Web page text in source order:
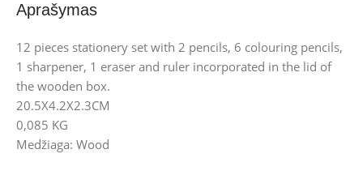
Aprašymas
12 pieces stationery set with 2 pencils, 6 colouring pencils,
1 sharpener, 1 eraser and ruler incorporated in the lid of
the wooden box.
20.5X4.2X2.3CM
0,085 KG
Medžiaga: Wood